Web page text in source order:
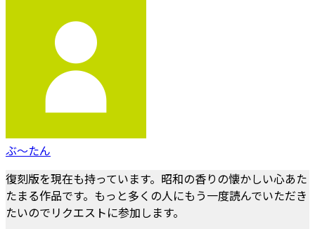
ぶ～たん
復刻版を現在も持っています。昭和の香りの懐かしい心あた
たまる作品です。もっと多くの人にもう一度読んでいただき
たいのでリクエストに参加します。